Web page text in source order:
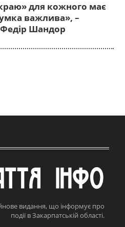
для кожного має
важлива», –
Шандор
видання, що інформує про
події в Закарпатській області.